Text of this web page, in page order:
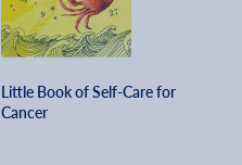
Little Book of Self-Care for
Cancer